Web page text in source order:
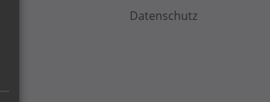
Datenschutz